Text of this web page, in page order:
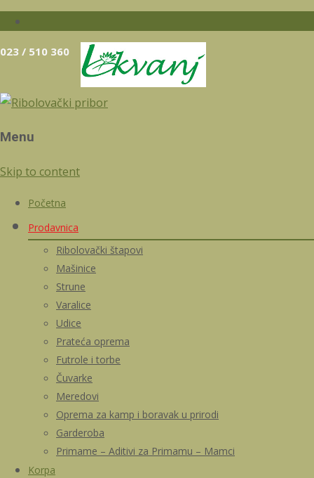
023 / 510 360
Menu
Skip to content
Početna
Prodavnica
Ribolovački štapovi
Mašinice
Strune
Varalice
Udice
Prateća oprema
Futrole i torbe
Čuvarke
Meredovi
Oprema za kamp i boravak u prirodi
Garderoba
Primame – Aditivi za Primamu – Mamci
Korpa